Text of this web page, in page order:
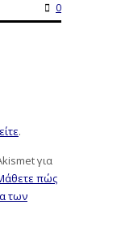
0
.
για
πώς
των